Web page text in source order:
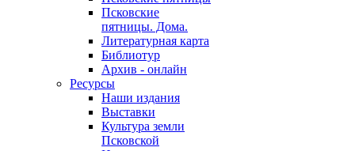
Псковские
пятницы. Дома.
Литературная карта
Библиотур
Архив - онлайн
Ресурсы
Наши издания
Выставки
Культура земли
Псковской